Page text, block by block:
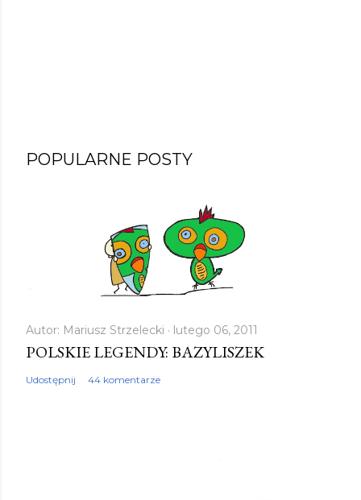
POPULARNE POSTY
Autor: Mariusz Strzelecki lutego 06, 2011
POLSKIE LEGENDY: BAZYLISZEK
Udostępnij 44 komentarze